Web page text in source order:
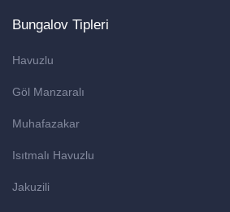
Bungalov Tipleri
Havuzlu
Göl Manzaralı
Muhafazakar
Isıtmalı Havuzlu
Jakuzili